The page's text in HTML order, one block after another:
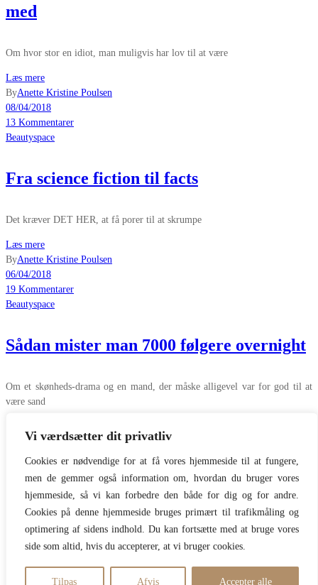
Vi værdsætter dit privatliv
Cookies er nødvendige for at få vores hjemmeside til at fungere,
men de gemmer også information om, hvordan du bruger vores
hjemmeside, så vi kan forbedre den både for dig og for andre.
Cookies på denne hjemmeside bruges primært til trafikmåling og
optimering af sidens indhold. Du kan fortsætte med at bruge vores
side som altid, hvis du accepterer, at vi bruger cookies.
Tilpas Afvis Accepter alle
med
Om hvor stor en idiot, man muligvis har lov til at være
Læs mere
ByAnette Kristine Poulsen
08/04/2018
13 Kommentarer
Beautyspace
Fra science fiction til facts
Det kræver DET HER, at få porer til at skrumpe
Læs mere
ByAnette Kristine Poulsen
06/04/2018
19 Kommentarer
Beautyspace
Sådan mister man 7000 følgere overnight
Om et skønheds-drama og en mand, der måske alligevel var for god til at
være sand
Anette Kristine Poulsen
05/04/2018
Indlægsinddeling
Næste
1
2